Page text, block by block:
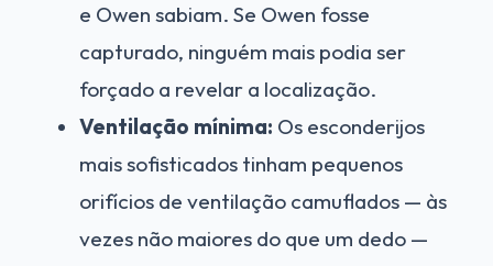
e Owen sabiam. Se Owen fosse
capturado, ninguém mais podia ser
forçado a revelar a localização.
Ventilação mínima: Os esconderijos
mais sofisticados tinham pequenos
orifícios de ventilação camuflados — às
vezes não maiores do que um dedo —